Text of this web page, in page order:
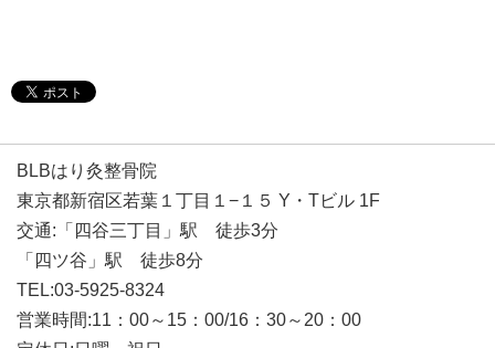
BLBはり灸整骨院
東京都新宿区若葉１丁目１−１５ Y・Tビル 1F
交通:「四谷三丁目」駅 徒歩3分
「四ツ谷」駅 徒歩8分
TEL:03-5925-8324
営業時間:11：00～15：00/16：30～20：00